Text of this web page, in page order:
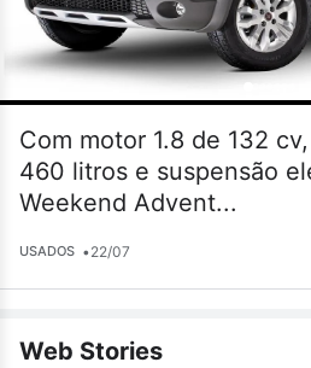
Com motor 1.8 de 132
460 litros e suspensão
Weekend Advent...
USADOS •22/07
Web Stories